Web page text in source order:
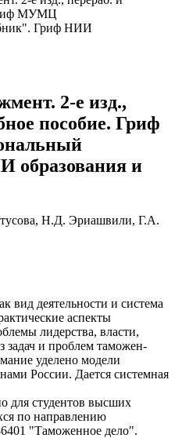
2-е изд.,
пособие. Гриф
образования и
Н.Д. Эриашвили, Г.А.
вид деятельности и система
аспекты
лидерства, власти,
задач и проблем таможен-
уделено модели
России. Дается системная
для студентов высших
по направлению
"Таможенное дело".